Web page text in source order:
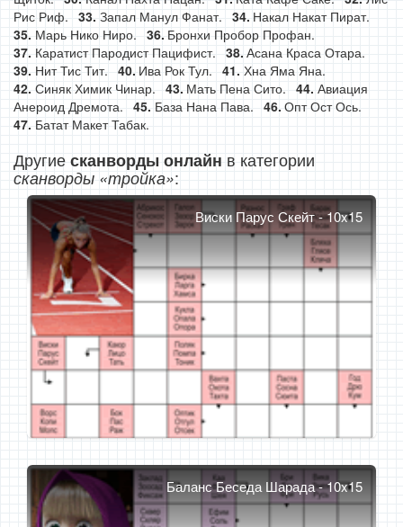
Рис Риф.
Запал Манул Фанат.
Накал Накат Пират.
Марь Нико Ниро.
Бронхи Пробор Профан.
Каратист Пародист Пацифист.
Асана Краса Отара.
Нит Тис Тит.
Ива Рок Тул.
Хна Яма Яна.
Синяк Химик Чинар.
Мать Пена Сито.
Авиация
Анероид Дремота.
База Нана Пава.
Опт Ост Ось.
Батат Макет Табак.
Другиесканворды онлайн в категории
сканворды «тройка»:
Виски Парус Скейт - 10x15
Баланс Беседа Шарада - 10x15